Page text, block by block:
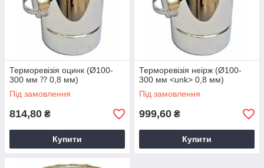
Терморевізія оцинк (Ø100-
300 мм ⁇ 0,8 мм)
Під замовлення
814,80 ₴
Купити
Терморевізія неірж (Ø100-
300 мм <unk> 0,8 мм)
Під замовлення
999,60 ₴
Купити